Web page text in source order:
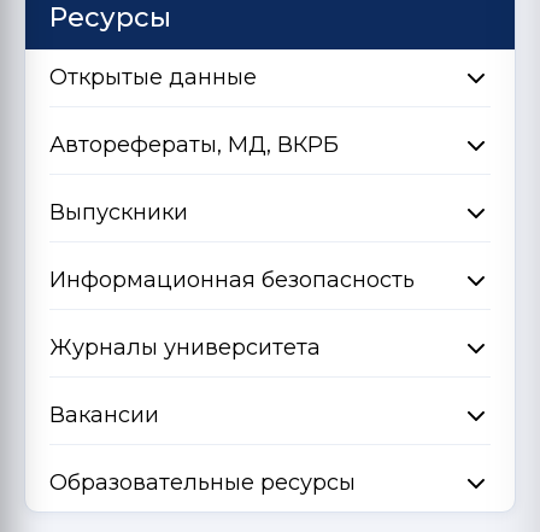
Ресурсы
Открытые данные
Авторефераты, МД, ВКРБ
Выпускники
Информационная безопасность
Журналы университета
Вакансии
Образовательные ресурсы